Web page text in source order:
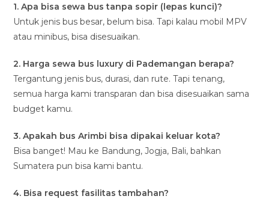
1. Apa bisa sewa bus tanpa sopir (lepas kunci)?
Untuk jenis bus besar, belum bisa. Tapi kalau mobil MPV
atau minibus, bisa disesuaikan.
2. Harga sewa bus luxury di Pademangan berapa?
Tergantung jenis bus, durasi, dan rute. Tapi tenang,
semua harga kami transparan dan bisa disesuaikan sama
budget kamu.
3. Apakah bus Arimbi bisa dipakai keluar kota?
Bisa banget! Mau ke Bandung, Jogja, Bali, bahkan
Sumatera pun bisa kami bantu.
4. Bisa request fasilitas tambahan?